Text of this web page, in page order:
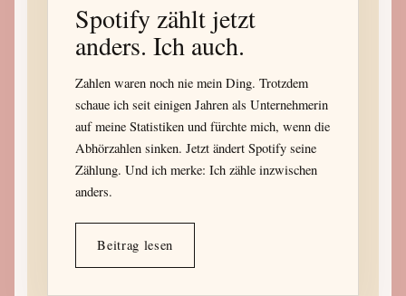
Spotify zählt jetzt
anders. Ich auch.
Zahlen waren noch nie mein Ding. Trotzdem
schaue ich seit einigen Jahren als Unternehmerin
auf meine Statistiken und fürchte mich, wenn die
Abhörzahlen sinken. Jetzt ändert Spotify seine
Zählung. Und ich merke: Ich zähle inzwischen
anders.
Beitrag lesen